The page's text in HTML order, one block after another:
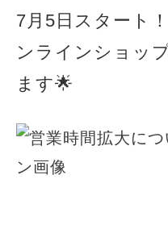
7月5日スタート
ンラインショッ
ます🌟